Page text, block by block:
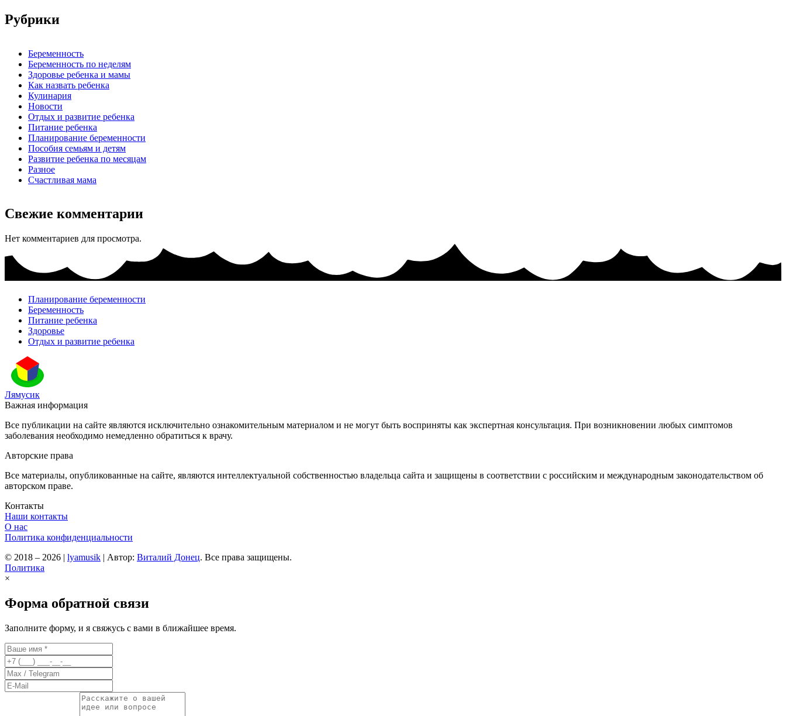
Рубрики
Беременность
Беременность по неделям
Здоровье ребенка и мамы
Как назвать ребенка
Кулинария
Новости
Отдых и развитие ребенка
Питание ребенка
Планирование беременности
Пособия семьям и детям
Развитие ребенка по месяцам
Разное
Счастливая мама
Свежие комментарии
Нет комментариев для просмотра.
Планирование беременности
Беременность
Питание ребенка
Здоровье
Отдых и развитие ребенка
Лямусик
Важная информация
Все публикации на сайте являются исключительно ознакомительным материалом и не могут быть восприняты как экспертная консультация. При возникновении любых симптомов
заболевания необходимо немедленно обратиться к врачу.
Авторские права
Все материалы, опубликованные на сайте, являются интеллектуальной собственностью владельца сайта и защищены в соответствии с российским и международным законодательством об
авторском праве.
Контакты
Наши контакты
О нас
Политика конфиденциальности
© 2018 – 2026 | lyamusik | Автор: Виталий Донец. Все права защищены.
Политика
×
Форма обратной связи
Заполните форму, и я свяжусь с вами в ближайшее время.